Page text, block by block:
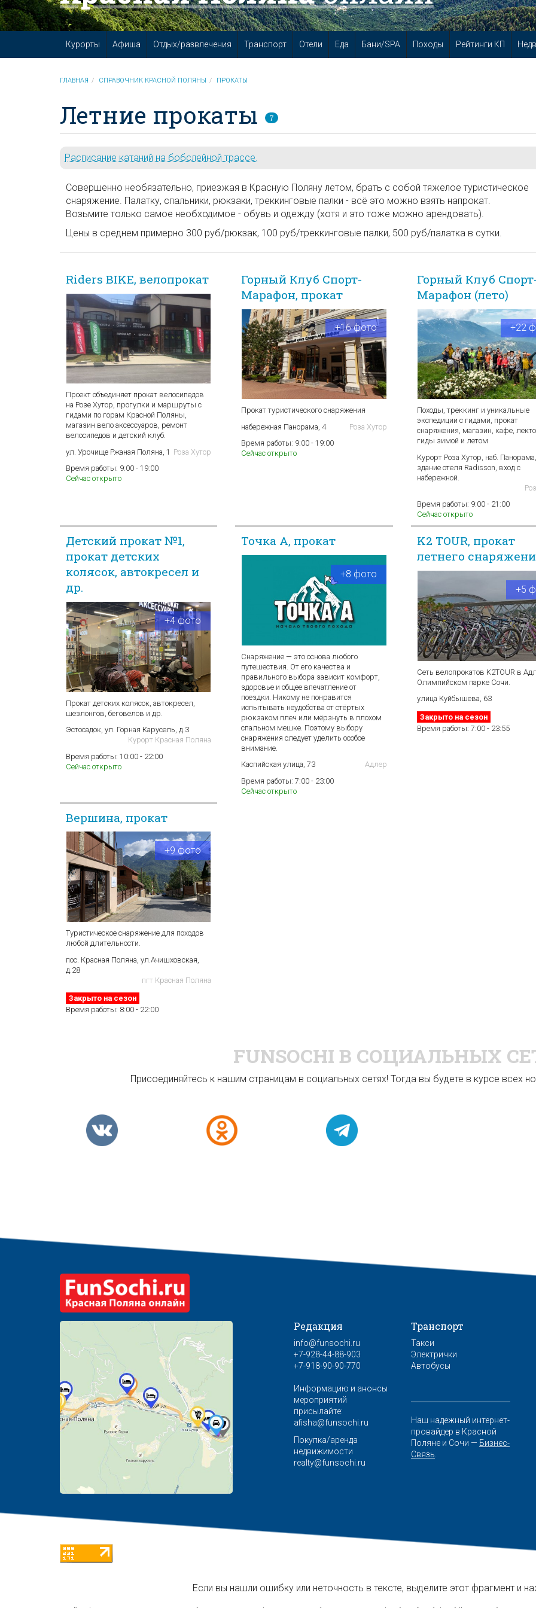
Курорты Афиша Отдых/развлечения Транспорт Отели Еда Бани/SPA Походы Рейтинги КП
ГЛАВНАЯ СПРАВОЧНИК КРАСНОЙ ПОЛЯНЫ ПРОКАТЫ
Летние прокаты 7
Расписание катаний на бобслейной трассе.
Совершенно необязательно, приезжая в Красную Поляну летом, брать с собой тяжелое туристическое
снаряжение. Палатку, спальники, рюкзаки, треккинговые палки - всё это можно взять напрокат.
Возьмите только самое необходимое - обувь и одежду (хотя и это тоже можно арендовать).
Цены в среднем примерно 300 руб/рюкзак, 100 руб/треккинговые палки, 500 руб/палатка в сутки.
Riders BIKE, велопрокат
Проект объединяет прокат велосипедов
на Розе Хутор, прогулки и маршруты с
гидами по горам Красной Поляны,
магазин вело аксессуаров, ремонт
велосипедов и детский клуб.
ул. Урочище Ржаная Поляна, 1 Роза Хутор
Время работы: 9:00 - 19:00
Сейчас открыто
Горный Клуб Спорт-
Марафон, прокат
+16 фото
Прокат туристического снаряжения
набережная Панорама, 4
Роза Хутор
Время работы: 9:00 - 19:00
Сейчас открыто
Горный Клуб
Марафон (лето)
+22
Походы, треккинг и уникальные
экспедиции с гидами, прокат
снаряжения, магазин, кафе,
гиды зимой и летом
Курорт Роза Хутор, наб.
здание отеля Radisson, вход с
набережной.
Время работы: 9:00 - 21:00
Сейчас открыто
Детский прокат №1,
прокат детских
колясок, автокресел и
др.
+4 фото
Прокат детских колясок, автокресел,
шезлонгов, беговелов и др.
Эстосадок, ул. Горная Карусель, д.3
Курорт Красная Поляна
Время работы: 10:00 - 22:00
Сейчас открыто
Точка А, прокат
+8 фото
Снаряжение — это основа любого
путешествия. От его качества и
правильного выбора зависит комфорт,
здоровье и общее впечатление от
поездки. Никому не понравится
испытывать неудобства от стёртых
рюкзаком плеч или мёрзнуть в плохом
спальном мешке. Поэтому выбору
снаряжения следует уделить особое
внимание.
Каспийская улица, 73
Адлер
Время работы:7:00 - 23:00
Сейчас открыто
K2 TOUR, прокат
летнего
+5
Сеть велопрокатов K2TOUR в
Олимпийском парке Сочи.
улица Куйбышева, 63
Закрыто на сезон
Время работы: 7:00 - 23:55
Вершина, прокат
+9 фото
Туристическое снаряжение для походов
любой длительности.
пос. Красная Поляна, ул.Ачишховская,
д.28
пгт Красная Поляна
Закрыто на сезон
Время работы: 8:00 - 22:00
FUNSOCHI В СОЦИАЛЬНЫХ
Присоединяйтесь к нашим страницам в социальных сетях! Тогда вы будете в курсе всех
Редакция
info@funsochi.ru
+7-928-44-88-903
+7-918-90-90-770
Информацию и анонсы
мероприятий
присылайте:
afisha@funsochi.ru
Покупка/аренда
недвижимости
realty@funsochi.ru
Транспорт
Такси
Электрички
Автобусы
Наш надежный интернет-
провайдер в Красной
Поляне и Сочи — Бизнес-
Связь
Если вы нашли ошибку или неточность в тексте, выделите этот фрагмент и